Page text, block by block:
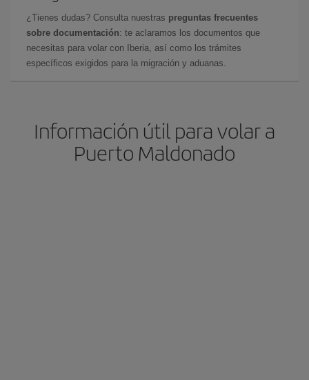
¿Tienes dudas? Consulta nuestras preguntas frecuentes
sobre documentación: te aclaramos los documentos que
necesitas para volar con Iberia, así como los trámites
específicos exigidos para la migración y aduanas.
Información útil para volar a
Puerto Maldonado